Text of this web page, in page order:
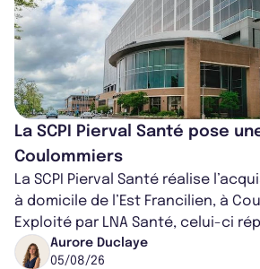
La SCPI Pierval Santé pose
Coulommiers
La SCPI Pierval Santé réalise
à domicile de l’Est Francilien, à
Exploité par LNA Santé, celui-ci
médical croissant, qui s...
Aurore Duclaye
05/08/26